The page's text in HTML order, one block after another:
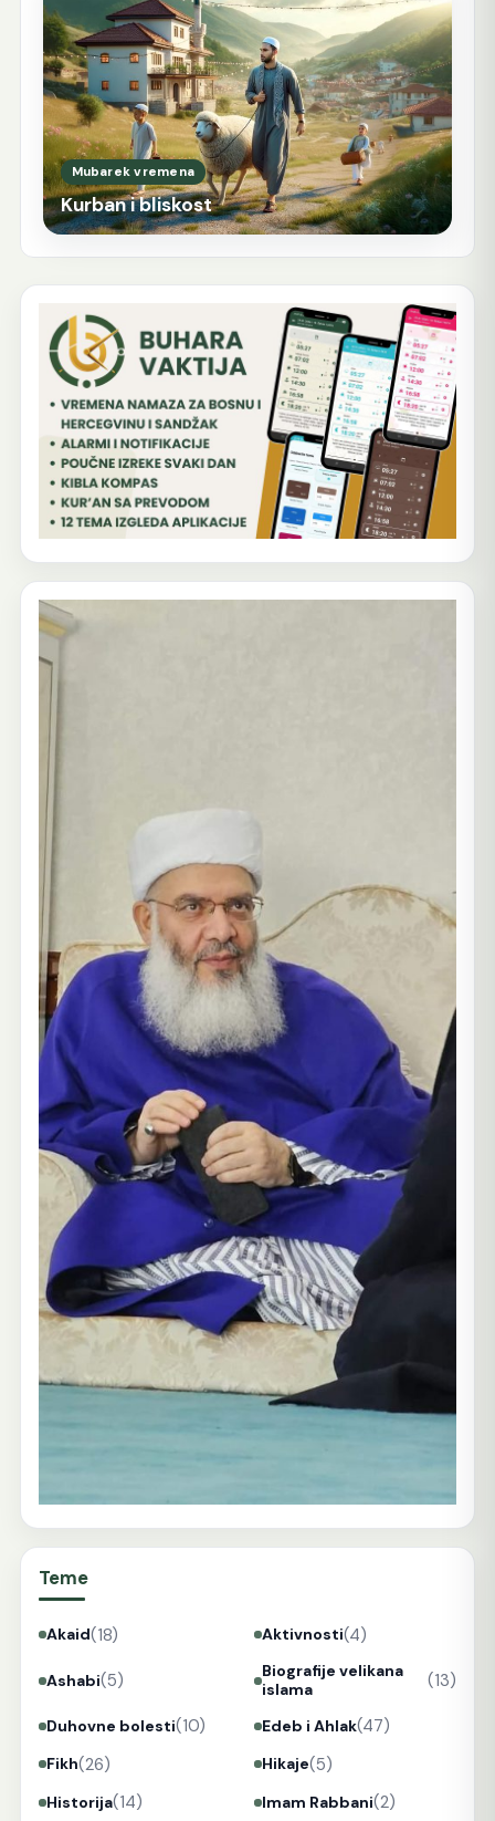
Mubarek vremena
Kurban i bliskost
Teme
Akaid(18) Aktivnosti(4)
Ashabi(5)
Biografije velikana
islama
(13)
Duhovne bolesti(10) Edeb i Ahlak(47)
Fikh(26) Hikaje(5)
Historija(14) Imam Rabbani(2)